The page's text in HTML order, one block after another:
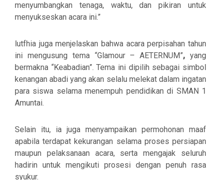
menyumbangkan tenaga, waktu, dan pikiran untuk
menyukseskan acara ini.”
lutfhia juga menjelaskan bahwa acara perpisahan tahun
ini mengusung tema “Glamour – AETERNUM”, yang
bermakna “Keabadian”. Tema ini dipilih sebagai simbol
kenangan abadi yang akan selalu melekat dalam ingatan
para siswa selama menempuh pendidikan di SMAN 1
Amuntai.
Selain itu, ia juga menyampaikan permohonan maaf
apabila terdapat kekurangan selama proses persiapan
maupun pelaksanaan acara, serta mengajak seluruh
hadirin untuk mengikuti prosesi dengan penuh rasa
syukur.